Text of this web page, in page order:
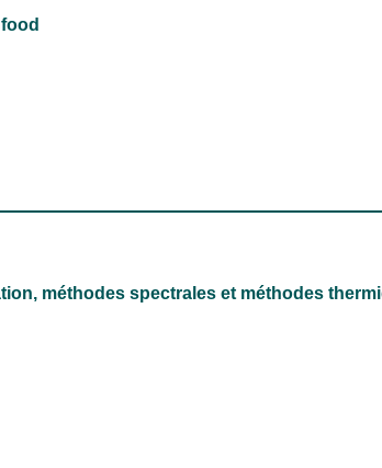
méthodes spectrales et méthodes